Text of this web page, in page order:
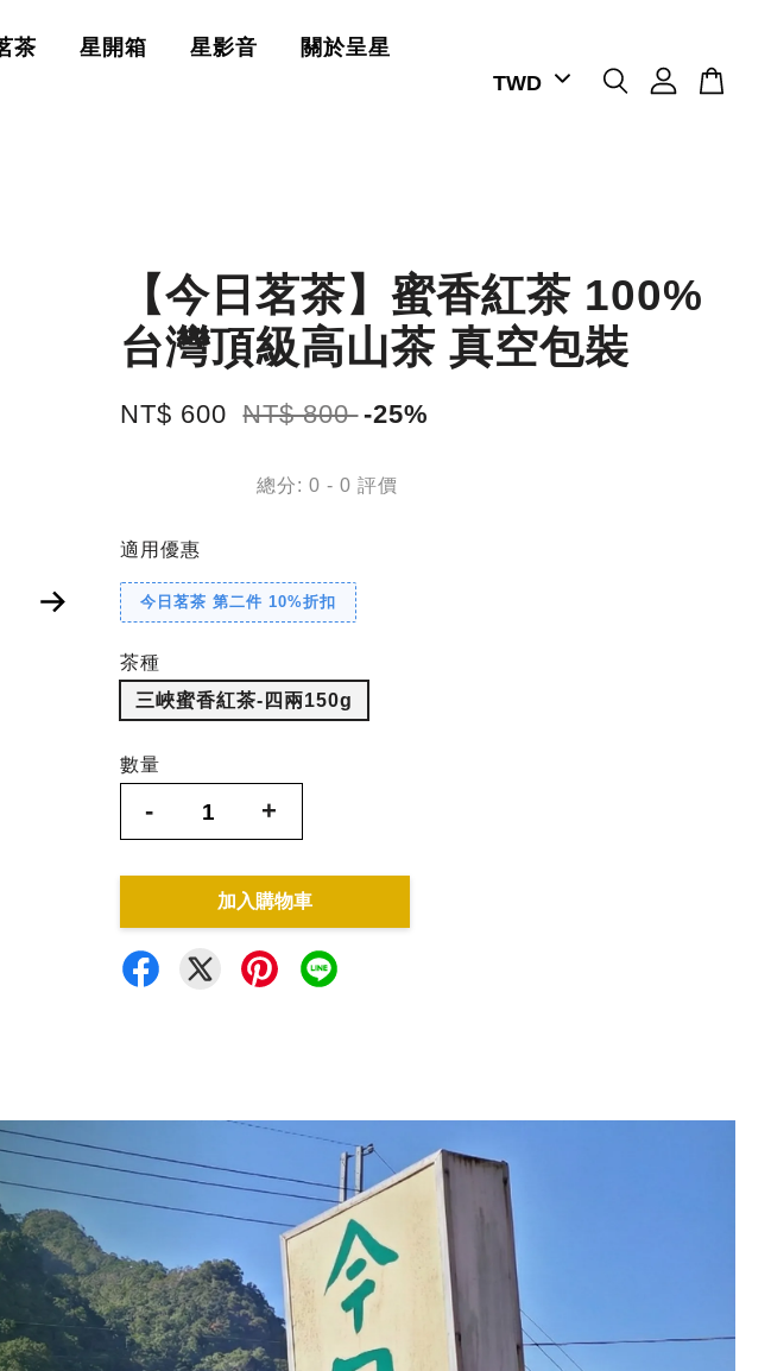
茶 星開箱 星影音 關於呈星
【今日茗茶】蜜香紅茶 100%
台灣頂級高山茶 真空包裝
NT$ 600 NT$ 800 -25%
總分:0 -0 評價
適用優惠
今日茗茶 第二件 10%折扣
茶種
三峽蜜香紅茶-四兩150g
數量
- +
加入購物車